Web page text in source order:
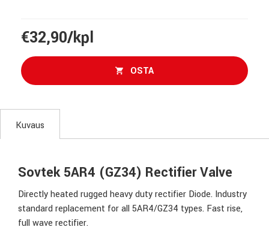
€32,90/kpl
OSTA
Kuvaus
Sovtek 5AR4 (GZ34) Rectifier Valve
Directly heated rugged heavy duty rectifier Diode. Industry
standard replacement for all 5AR4/GZ34 types. Fast rise,
full wave rectifier.